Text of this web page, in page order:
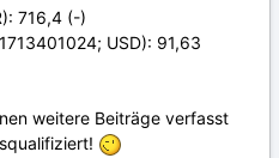
716,4 (-)
USD): 91,63
weitere Beiträge verfasst